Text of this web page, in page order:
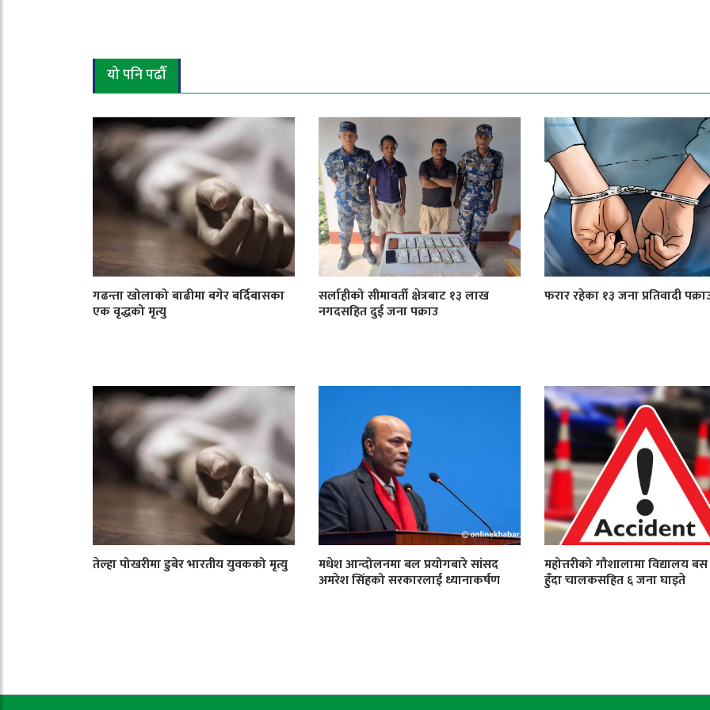
यो पनि पढौँ
गढन्ता खोलाको बाढीमा बगेर बर्दिबासका
एक वृद्धको मृत्यु
सर्लाहीको सीमावर्ती क्षेत्रबाट १३ लाख
नगदसहित दुई जना पक्राउ
फरार रहेका १३ जना प्रतिवादी
तेल्हा पोखरीमा डुबेर भारतीय युवकको मृत्यु मधेश आन्दोलनमा बल प्रयोगबारे सांसद
अमरेश सिंहको सरकारलाई ध्यानाकर्षण
महोत्तरीको गौशालामा विद्यालय
हुँदा चालकसहित ६ जना घाइते